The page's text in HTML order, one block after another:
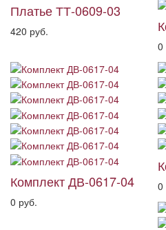
Платье ТТ-0609-03
420 руб.
0
Комплект ДВ-0617-04
0 руб.
0